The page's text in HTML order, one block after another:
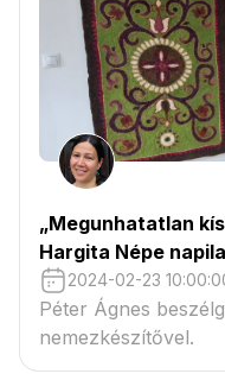
„Megunhatatlan
Hargita Népe
2024-02-23
Péter Ágnes
nemezkészítővel.